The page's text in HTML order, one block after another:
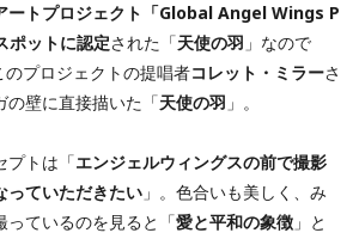
ートプロジェクト「Global Angel Wings P
ポットに認定された「天使の羽 」なので
プロジェクトの提唱者コレット・ミラーさ
の壁に直接描いた「天使の羽 」。
プトは「エンジェルウィングスの前で撮影
っていただきたい 」。色合いも美しく、み
っているのを見ると「愛と平和の象徴 」と